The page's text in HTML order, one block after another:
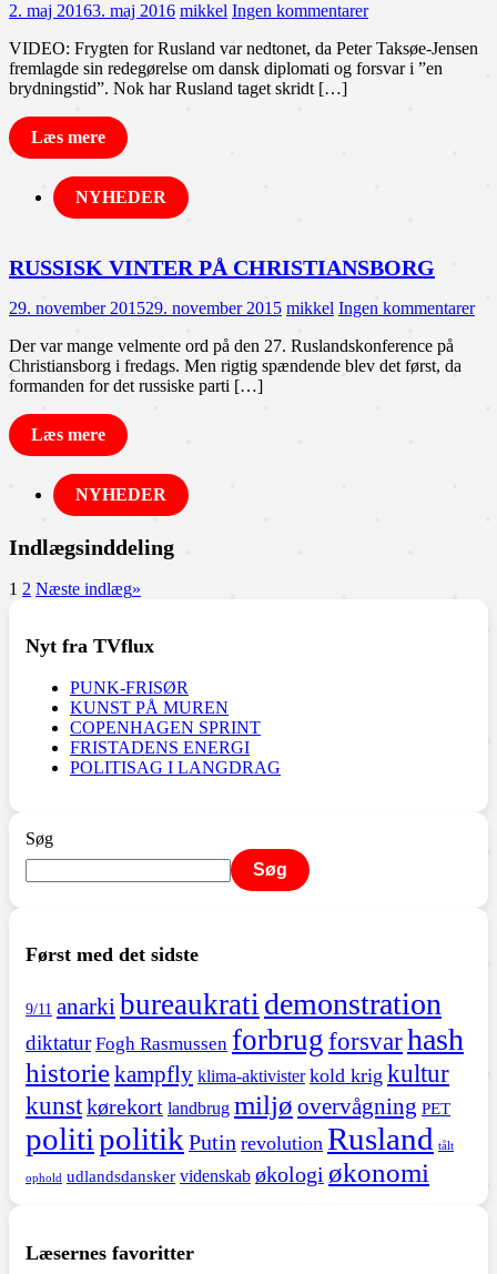
2. maj 20163. maj 2016 mikkel Ingen kommentarer
VIDEO: Frygten for Rusland var nedtonet, da Peter Taksøe-Jensen
fremlagde sin redegørelse om dansk diplomati og forsvar i ”en
brydningstid”. Nok har Rusland taget skridt […]
Læs mere
NYHEDER
RUSSISK VINTER PÅ CHRISTIANSBORG
29. november 201529. november 2015 mikkel Ingen kommentarer
Der var mange velmente ord på den 27. Ruslandskonference på
Christiansborg i fredags. Men rigtig spændende blev det først, da
formanden for det russiske parti […]
Læs mere
NYHEDER
Indlægsinddeling
1 2 Næste indlæg»
Nyt fra TVflux
PUNK-FRISØR
KUNST PÅ MUREN
COPENHAGEN SPRINT
FRISTADENS ENERGI
POLITISAG I LANGDRAG
Søg
Søg
Først med det sidste
9/11 anarki bureaukrati demonstration
diktatur Fogh Rasmussen forbrugforsvarhash
historiekampfly klima-aktivister kold krig kultur
kunstkørekort landbrug miljø overvågning PET
politipolitik Putin revolution Rusland tålt
ophold udlandsdansker videnskab økologi økonomi
Læsernes favoritter